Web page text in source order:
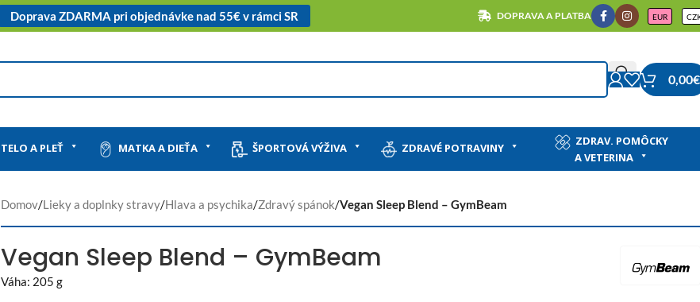
Doprava ZDARMA pri objednávke nad 55€ v rámci SR DOPRAVA A PLATBA EUR
0,00€
TELO A PLEŤ MATKA A DIEŤA ŠPORTOVÁ VÝŽIVA ZDRAVÉ POTRAVINY
ZDRAV. POMÔCKY
A VETERINA
Domov/Lieky a doplnky stravy/Hlava a psychika/Zdravý spánok/Vegan Sleep Blend – GymBeam
Vegan Sleep Blend – GymBeam
Váha: 205 g